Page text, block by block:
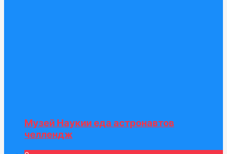
Музей Наукии еда астронавтов
челлендж